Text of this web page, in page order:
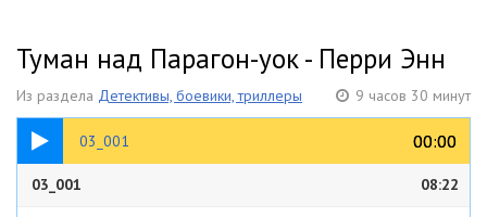
Туман над Парагон-уок - Перри Энн
Из раздела Детективы, боевики, триллеры 9 часов 30 минут
03_001 00:00
00:00
08:22
03_001 08:22